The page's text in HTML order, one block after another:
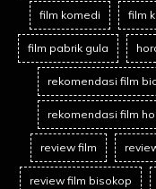
film komedi film
film pabrik gula
rekomendasi film
rekomendasi film
review film
review film bisokop